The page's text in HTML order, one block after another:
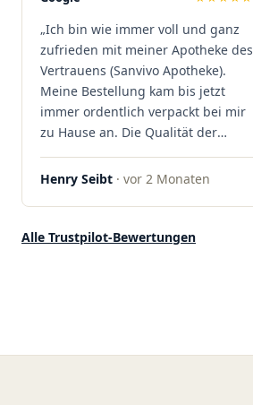
Kundenzufriedenheit an erster
Stelle stehen. Vielen Dank an das
Team von Sanvivo – ich bin
rundum begeistert!"
„Ich bin wie immer voll und ganz
zufrieden mit meiner Apotheke des
Vertrauens (Sanvivo Apotheke).
Meine Bestellung kam bis jetzt
immer ordentlich verpackt bei mir
zu Hause an. Die Qualität der
Blüten ist auch immer auf einem
hohen Niveau, die Auswahl ist
ordentlich gelagert, ich hatte nur
Henry Seibt · vor 2 Monaten
Alle Trustpilot-Bewertungen